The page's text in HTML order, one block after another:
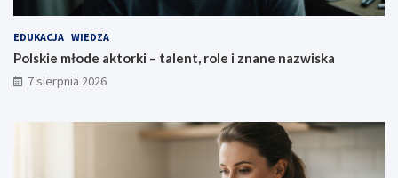
EDUKACJA WIEDZA
Polskie młode aktorki – talent, role i znane nazwiska
7 sierpnia 2026